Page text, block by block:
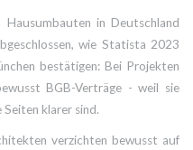
in Deutschland
wie Statista 2023
bestätigen: Bei Projekten
BGB-Verträge - weil sie
klarer sind.
verzichten bewusst auf